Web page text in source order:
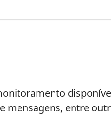
mensagens, entre